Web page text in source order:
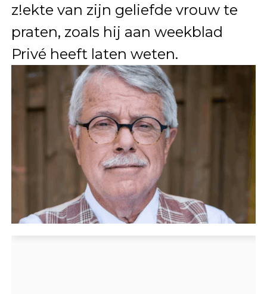
z!ekte van zijn geliefde vrouw te
praten, zoals hij aan weekblad
Privé heeft laten weten.